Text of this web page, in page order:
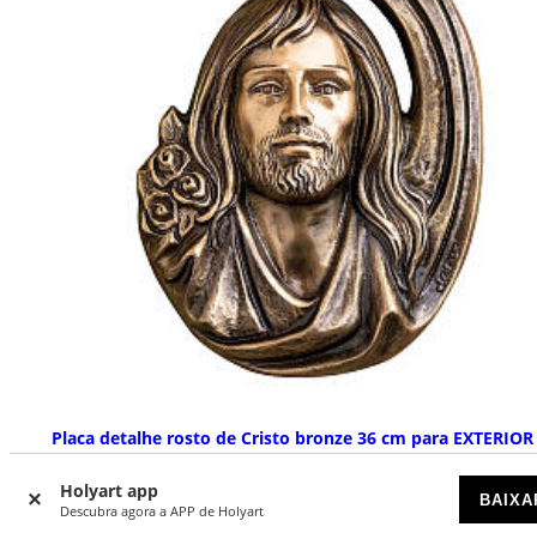
Holyart app
Descubra agora a APP de Holyart
Placa detalhe rosto de Cristo bronze 36 cm para EXTERIOR